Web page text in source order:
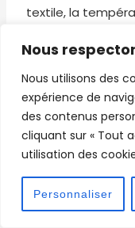
Nous
Nous utilisons des
expérience de
des contenus
cliquant sur « Tout
utilisation des
Personnaliser
textile, la
Quel
produit
Le dosage
tiède en